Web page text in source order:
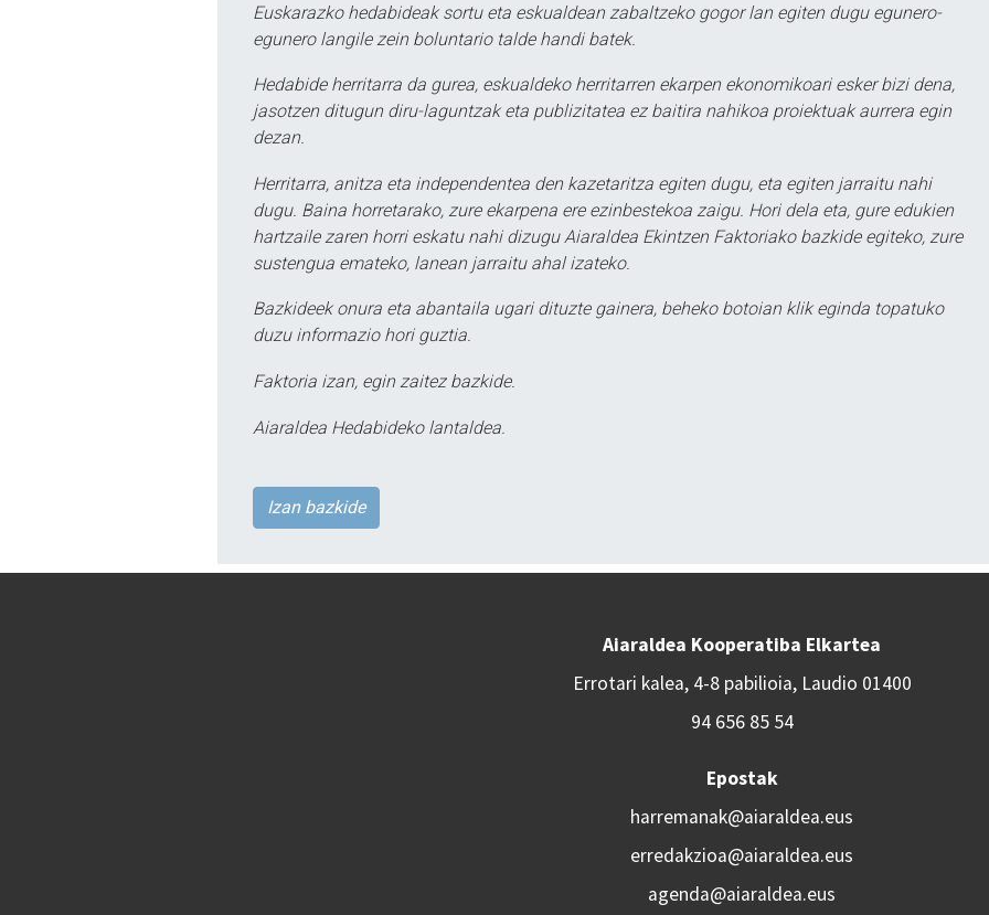
Euskarazko hedabideak sortu eta eskualdean zabaltzeko gogor lan egiten dugu egunero-
egunero langile zein boluntario talde handi batek.
Hedabide herritarra da gurea, eskualdeko herritarren ekarpen ekonomikoari esker bizi dena,
jasotzen ditugun diru-laguntzak eta publizitatea ez baitira nahikoa proiektuak aurrera egin
dezan.
Herritarra, anitza eta independentea den kazetaritza egiten dugu, eta egiten jarraitu nahi
dugu. Baina horretarako, zure ekarpena ere ezinbestekoa zaigu. Hori dela eta, gure edukien
hartzaile zaren horri eskatu nahi dizugu Aiaraldea Ekintzen Faktoriako bazkide egiteko, zure
sustengua emateko, lanean jarraitu ahal izateko.
Bazkideek onura eta abantaila ugari dituzte gainera, beheko botoian klik eginda topatuko
duzu informazio hori guztia.
Faktoria izan, egin zaitez bazkide.
Aiaraldea Hedabideko lantaldea.
Izan bazkide
Aiaraldea Kooperatiba Elkartea
Errotari kalea, 4-8 pabilioia, Laudio 01400
94 656 85 54
Epostak
harremanak@aiaraldea.eus
erredakzioa@aiaraldea.eus
agenda@aiaraldea.eus